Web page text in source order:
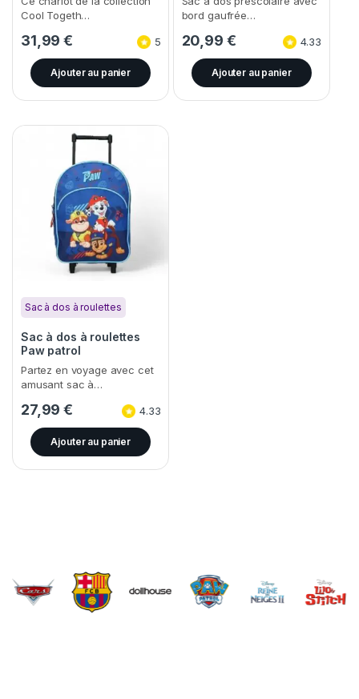
Cool Togeth…
31,99€ 5
Ajouter au panier
bord gaufrée…
20,99 € 4.33
Ajouter au panier
Sac à dos à roulettes
Sac à dos à roulettes
Paw patrol
Partez en voyage avec cet
amusant sac à…
27,99€ 4.33
Ajouter au panier
Brands Carousel